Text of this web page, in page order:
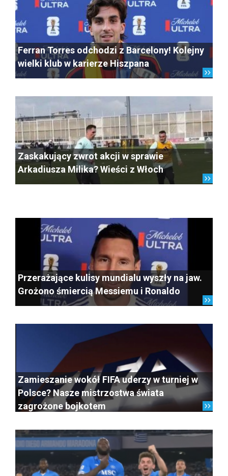
Ferran Torres odchodzi z Barcelony! Kolejny
wielki klub w karierze Hiszpana
Zaskakujący zwrot akcji w sprawie
Arkadiusza Milika? Wieści z Włoch
Przerażające kulisy mundialu wyszły na jaw.
Grożono śmiercią Messiemu i Ronaldo
Zamieszanie wokół FIFA uderzy w turniej w
Polsce? Nasze mistrzostwa świata
zagrożone bojkotem